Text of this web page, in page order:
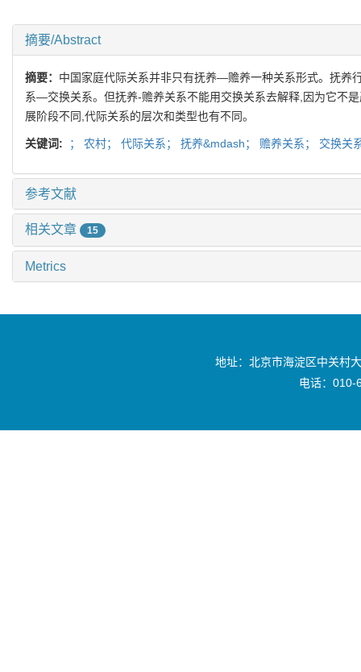
摘要/Abstract
摘要： 中国家庭代际关系并非只有抚养—赡养一种关系形式。抚养
系—交换关系。但抚养-赡养关系不能用交换关系去解释,因为它不
展阶段不同,代际关系的层次和类型也有不同。
关键词: ； 农村； 代际关系； 抚养&mdash； 赡养关系； 交换关
参考文献
相关文章 15
Metrics
地址：北京市海淀区中关村
电话：